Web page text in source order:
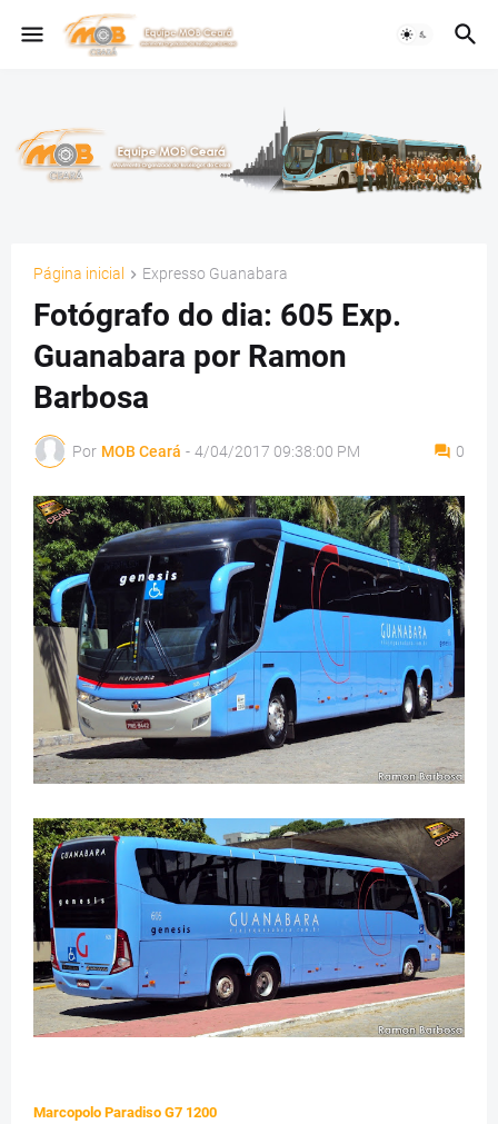
Página inicial Expresso Guanabara
Fotógrafo do dia: 605 Exp.
Guanabara por Ramon
Barbosa
Por MOB Ceará - 4/04/2017 09:38:00 PM 0
Marcopolo Paradiso G7 1200